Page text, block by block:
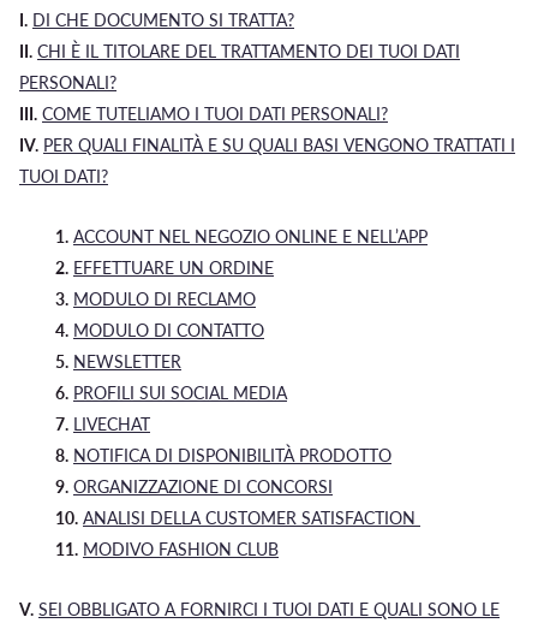
I. DI CHE DOCUMENTO SI TRATTA?
II. CHI È IL TITOLARE DEL TRATTAMENTO DEI TUOI DATI
PERSONALI?
III. COME TUTELIAMO I TUOI DATI PERSONALI?
IV. PER QUALI FINALITÀ E SU QUALI BASI VENGONO TRATTATI I
TUOI DATI?
1. ACCOUNT NEL NEGOZIO ONLINE E NELL’APP
2. EFFETTUARE UN ORDINE
3. MODULO DI RECLAMO
4. MODULO DI CONTATTO
5. NEWSLETTER
6. PROFILI SUI SOCIAL MEDIA
7. LIVECHAT
8. NOTIFICA DI DISPONIBILITÀ PRODOTTO
9. ORGANIZZAZIONE DI CONCORSI
10. ANALISI DELLA CUSTOMER SATISFACTION
11. MODIVO FASHION CLUB
V. SEI OBBLIGATO A FORNIRCI I TUOI DATI E QUALI SONO LE